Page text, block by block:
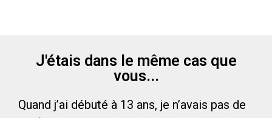
J'étais dans le même cas que
vous...
Quand j’ai débuté à 13 ans, je n’avais pas de